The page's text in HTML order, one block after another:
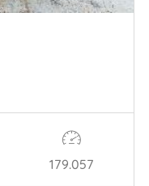
179.057